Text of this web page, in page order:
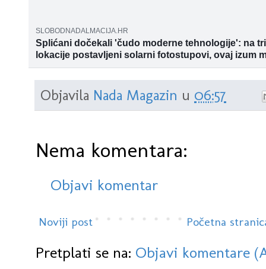
SLOBODNADALMACIJA.HR
Splićani dočekali 'čudo moderne tehnologije': na
lokacije postavljeni solarni fotostupovi, ovaj izum
solinskog HDZ-ovca platili smo 236 tisuća kuna
Na tri lokacije u Splitu jučer popodne postavljeni su dugo
fotostupovi. Od sada se možete slikati na Matejuški, pokraj
Objavila Nada Magazin u 06:57
Nema komentara:
Objavi komentar
Noviji post Početna
Pretplati se na: Objavi komentare